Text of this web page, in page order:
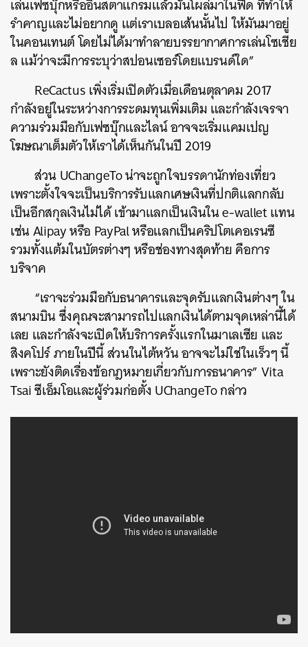
เล่นเฟซบุ๊กหรืออินสตาแกรมแล้วมันโผล่มาในฟีด ที่ทำให้
รำคาญและไม่อยากดู แต่เราเบลอเส้นนั้นไป ให้มันมาอยู่
ในคอนเทนต์ โดยไม่ได้มาทำลายบรรยากาศการเล่นโซเชีย
ล แม้ว่าจะมีการระบุว่าสปอนเซอร์โดยแบรนด์ใด”
ReCactus เพิ่งเริ่มเปิดตัวเมื่อเดือนตุลาคม 2017
กำลังอยู่ในระหว่างการระดมทุนเพิ่มเติม และกำลังเจรจา
ความร่วมมือกับเฟซบุ๊กและไลน์ อาจจะเริ่มแคมเปญ
โฆษณาเต็มตัวให้เราได้เห็นกันในปี 2019
ส่วน UChangeTo น่าจะถูกใจบรรดานักท่องเที่ยว
เพราะตั้งใจจะเป็นบริการรับแลกเศษเงินที่ปกติแลกกลับ
เป็นอีกสกุลเงินไม่ได้ เข้ามาแลกเป็นเงินใน e-wallet แทน
เช่น Alipay หรือ PayPal หรือแลกเป็นคริปโตเคอเรนซี
รวมทั้งแต้มในบัตรต่างๆ หรือช่องทางสุดท้าย คือการ
บริจาค
“เราจะร่วมมือกับธนาคารและจุดรับแลกเงินต่างๆ ใน
สนามบิน ซึ่งคุณจะสามารถไปแลกเงินได้ตามจุดเหล่านี้ได้
เลย และกำลังจะเปิดให้บริการครั้งแรกในมาเลเซีย และ
สิงคโปร์ ภายในปีนี้ ส่วนในไต้หวัน อาจจะไม่ใช่ในเร็วๆ นี้
เพราะยังติดเรื่องข้อกฎหมายเกี่ยวกับการธนาคาร” Vita
Tsai ซีเอ็มโอและผู้ร่วมก่อตั้ง UChangeTo กล่าว